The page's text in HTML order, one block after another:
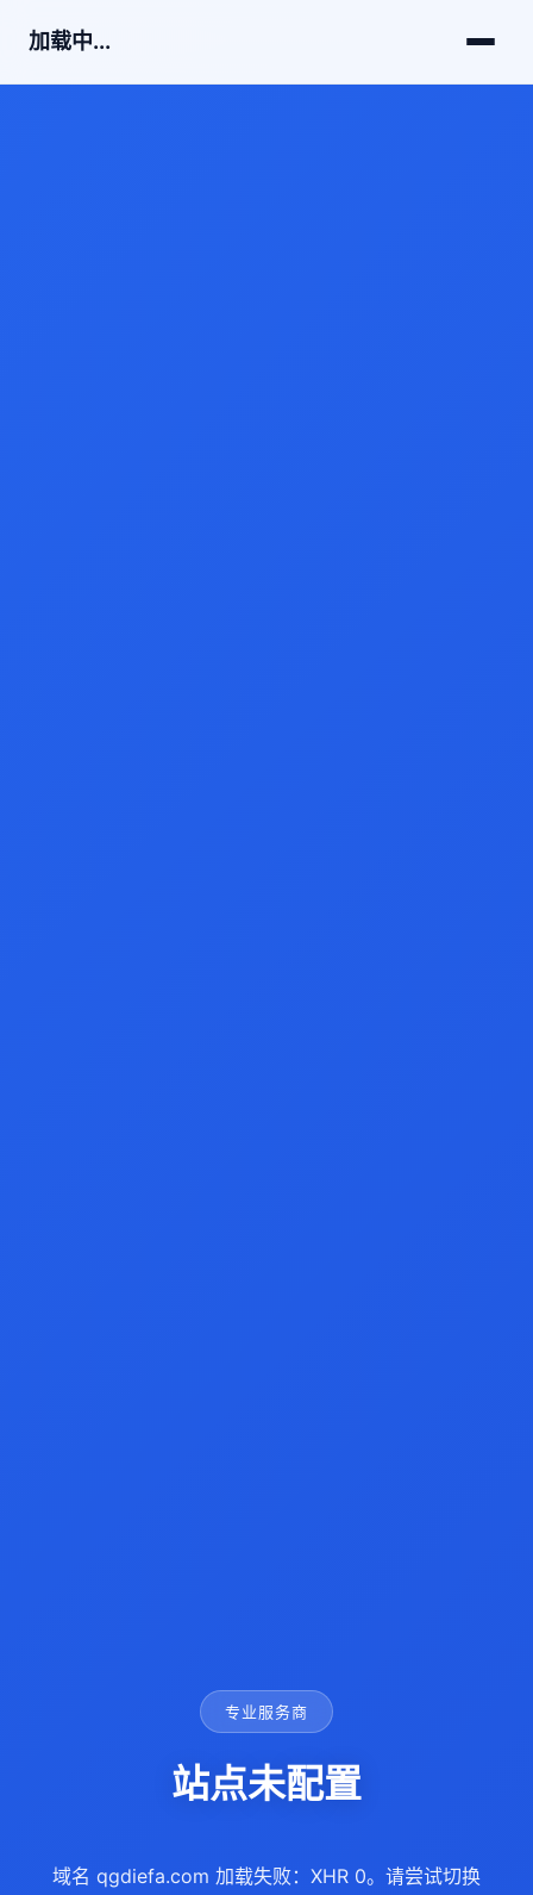
加载中...
专业服务商
站点未配置
域名 qgdiefa.com 加载失败：XHR 0。请尝试切换